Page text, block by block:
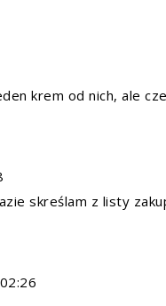
krem od nich, ale
skreślam z listy